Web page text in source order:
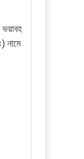
ভয়াবহ
নামে